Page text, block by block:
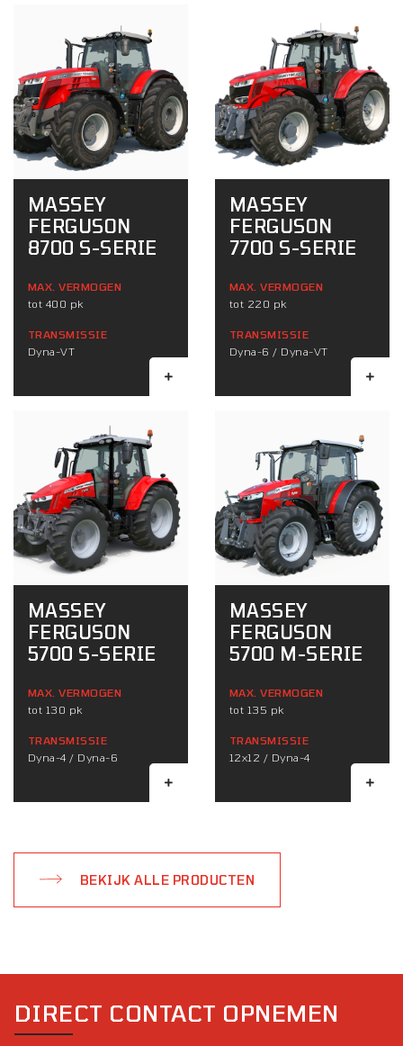
MASSEY
FERGUSON
8700 S-SERIE
MAX. VERMOGEN
tot 400 pk
TRANSMISSIE
Dyna-VT
MASSEY
FERGUSON
7700 S-SERIE
MAX. VERMOGEN
tot 220 pk
TRANSMISSIE
Dyna-6 / Dyna-VT
MASSEY
FERGUSON
5700 S-SERIE
MAX. VERMOGEN
tot 130 pk
TRANSMISSIE
Dyna-4 / Dyna-6
MASSEY
FERGUSON
5700 M-SERIE
MAX. VERMOGEN
tot 135 pk
TRANSMISSIE
12x12 / Dyna-4
BEKIJK ALLE PRODUCTEN
DIRECT CONTACT OPNEMEN